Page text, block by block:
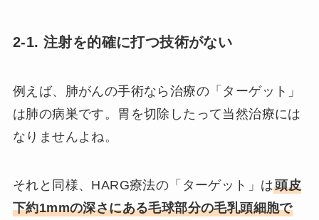
2-1. 注射を的確に打つ技術がない
例えば、肺がんの手術なら治療の「ターゲット」
は肺の病巣です。胃を切除したって当然治療には
なりませんよね。
それと同様、HARG療法の「ターゲット」は頭皮
下約1mmの深さにある毛球部分の毛乳頭細胞で